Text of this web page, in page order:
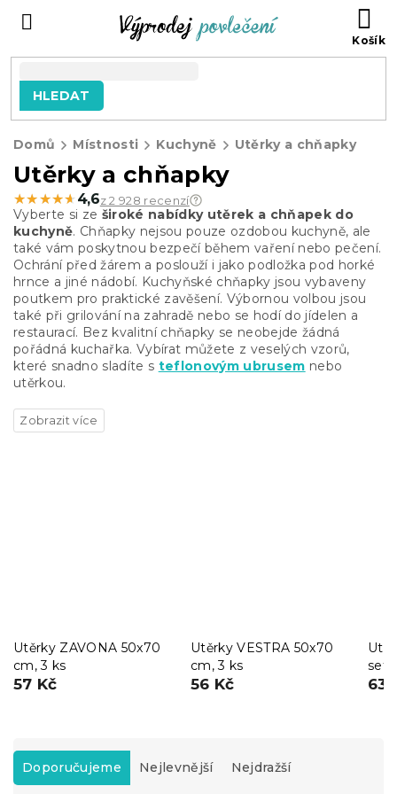
HLEDAT
Domů Místnosti Kuchyně Utěrky a chňapky
Utěrky a chňapky
★★★★★
★★★★★ 4,6z 2 928 recenzí
Vyberte si ze široké nabídky utěrek a chňapek do
kuchyně. Chňapky nejsou pouze ozdobou kuchyně, ale
také vám poskytnou bezpečí během vaření nebo pečení.
Ochrání před žárem a poslouží i jako podložka pod horké
hrnce a jiné nádobí. Kuchyňské chňapky jsou vybaveny
poutkem pro praktické zavěšení. Výbornou volbou jsou
také při grilování na zahradě nebo se hodí do jídelen a
restaurací. Bez kvalitní chňapky se neobejde žádná
pořádná kuchařka. Vybírat můžete z veselých vzorů,
které snadno sladíte s teflonovým ubrusem nebo
utěrkou.
Utěrky ZAVONA 50x70
cm, 3 ks
57 Kč
Utěrky VESTRA 50x70
cm, 3 ks
56 Kč
set
63
Ř
z
Doporučujeme Nejlevnější Nejdražší